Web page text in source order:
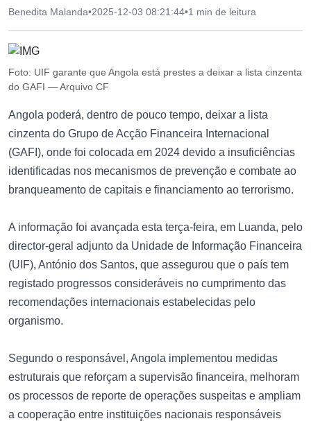
Benedita Malanda•2025-12-03 08:21:44•1 min de leitura
Foto: UIF garante que Angola está prestes a deixar a lista cinzenta
do GAFI — Arquivo CF
Angola poderá, dentro de pouco tempo, deixar a lista
cinzenta do Grupo de Acção Financeira Internacional
(GAFI), onde foi colocada em 2024 devido a insuficiências
identificadas nos mecanismos de prevenção e combate ao
branqueamento de capitais e financiamento ao terrorismo.
A informação foi avançada esta terça-feira, em Luanda, pelo
director-geral adjunto da Unidade de Informação Financeira
(UIF), António dos Santos, que assegurou que o país tem
registado progressos consideráveis no cumprimento das
recomendações internacionais estabelecidas pelo
organismo.
Segundo o responsável, Angola implementou medidas
estruturais que reforçam a supervisão financeira, melhoram
os processos de reporte de operações suspeitas e ampliam
a cooperação entre instituições nacionais responsáveis